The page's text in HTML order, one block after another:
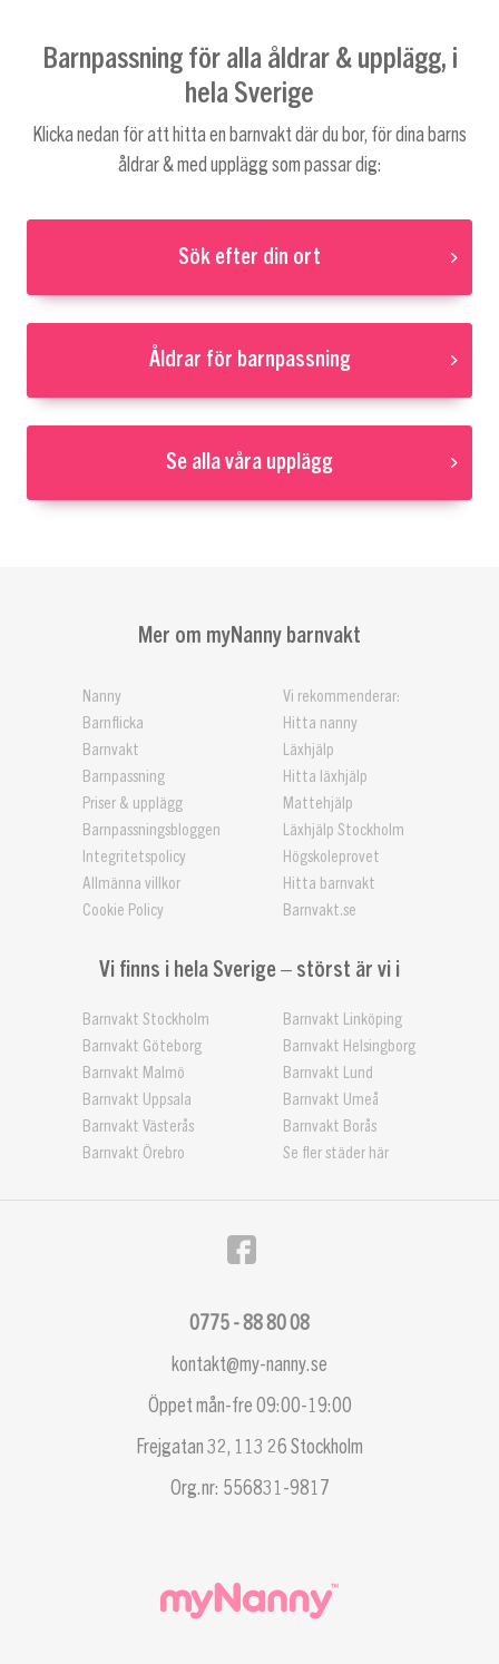
Barnpassning för alla åldrar & upplägg, i
hela Sverige
Klicka nedan för att hitta en barnvakt där du bor, för dina barns
åldrar & med upplägg som passar dig:
Sök efter din ort
Åldrar för barnpassning
Se alla våra upplägg
Mer om myNanny barnvakt
Nanny
Barnflicka
Barnvakt
Barnpassning
Priser & upplägg
Barnpassningsbloggen
Integritetspolicy
Allmänna villkor
Cookie Policy
Vi rekommenderar:
Hitta nanny
Läxhjälp
Hitta läxhjälp
Mattehjälp
Läxhjälp Stockholm
Högskoleprovet
Hitta barnvakt
Barnvakt.se
Vi finns i hela Sverige – störst är vi i
Barnvakt Stockholm
Barnvakt Göteborg
Barnvakt Malmö
Barnvakt Uppsala
Barnvakt Västerås
Barnvakt Örebro
Barnvakt Linköping
Barnvakt Helsingborg
Barnvakt Lund
Barnvakt Umeå
Barnvakt Borås
Se fler städer här
kontakt@my-nanny.se
0775 - 88 80 08
Öppet mån-fre 09:00-19:00
Frejgatan 32, 113 26 Stockholm
Org.nr: 556831-9817